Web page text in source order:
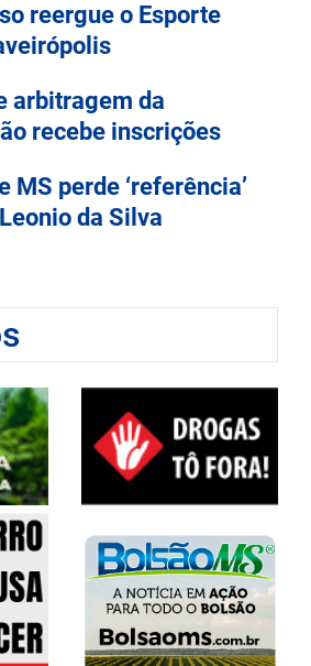
reergue o Esporte
arbitragem da
recebe inscrições
MS perde ‘referência’
da Silva